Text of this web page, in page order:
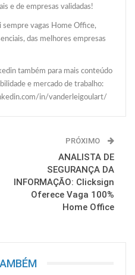
e de empresas validadas!
sempre vagas Home Office,
das melhores empresas
também para mais conteúdo
e mercado de trabalho:
in/vanderleigoulart/
PRÓXIMO
ANALISTA DE
SEGURANÇA DA
INFORMAÇÃO: Clicksign
Oferece Vaga 100%
Home Office